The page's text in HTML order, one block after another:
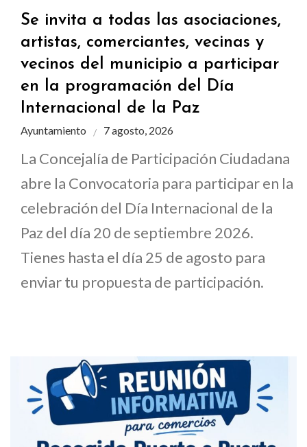
Se invita a todas las asociaciones,
artistas, comerciantes, vecinas y
vecinos del municipio a participar
en la programación del Día
Internacional de la Paz
Ayuntamiento 7 agosto, 2026
La Concejalía de Participación Ciudadana
abre la Convocatoria para participar en la
celebración del Día Internacional de la
Paz del día 20 de septiembre 2026.
Tienes hasta el día 25 de agosto para
enviar tu propuesta de participación.